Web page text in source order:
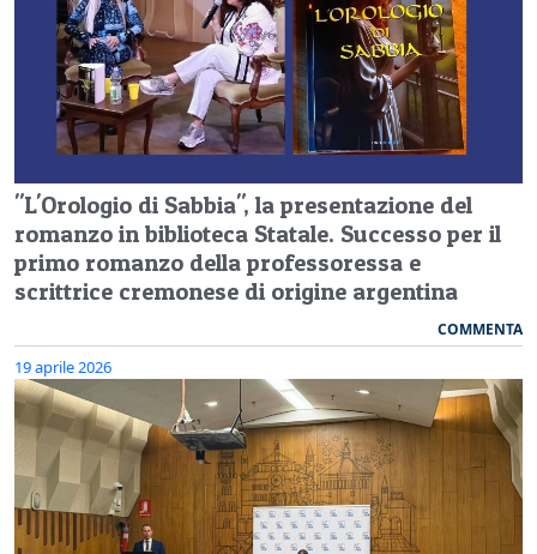
"L'Orologio di Sabbia", la presentazione del
romanzo in biblioteca Statale. Successo per il
primo romanzo della professoressa e
scrittrice cremonese di origine argentina
COMMENTA
19 aprile 2026